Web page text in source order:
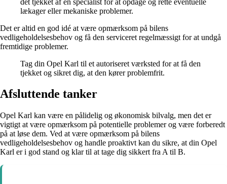
lækager eller mekaniske problemer.
Det er altid en god idé at være opmærksom på bilens
vedligeholdelsesbehov og få den serviceret regelmæssigt for at undgå
fremtidige problemer.
Tag din Opel Karl til et autoriseret værksted for at få den
tjekket og sikret dig, at den kører problemfrit.
Afsluttende tanker
Opel Karl kan være en pålidelig og økonomisk bilvalg, men det er
vigtigt at være opmærksom på potentielle problemer og være forberedt
på at løse dem. Ved at være opmærksom på bilens
vedligeholdelsesbehov og handle proaktivt kan du sikre, at din Opel
Karl er i god stand og klar til at tage dig sikkert fra A til B.